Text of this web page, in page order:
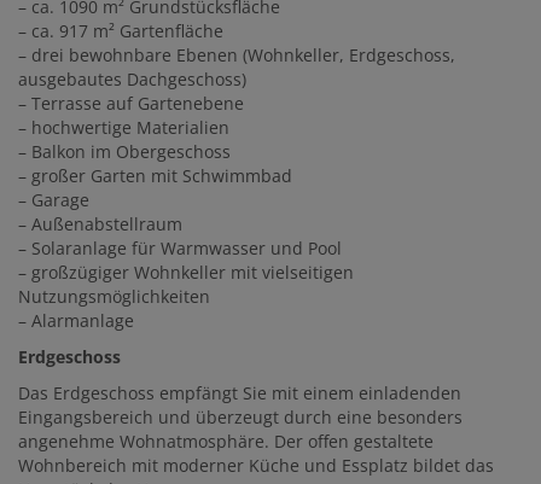
– ca. 1090 m² Grundstücksfläche
– ca. 917 m² Gartenfläche
– drei bewohnbare Ebenen (Wohnkeller, Erdgeschoss,
ausgebautes Dachgeschoss)
– Terrasse auf Gartenebene
– hochwertige Materialien
– Balkon im Obergeschoss
– großer Garten mit Schwimmbad
– Garage
– Außenabstellraum
– Solaranlage für Warmwasser und Pool
– großzügiger Wohnkeller mit vielseitigen
Nutzungsmöglichkeiten
– Alarmanlage
Erdgeschoss
Das Erdgeschoss empfängt Sie mit einem einladenden
Eingangsbereich und überzeugt durch eine besonders
angenehme Wohnatmosphäre. Der offen gestaltete
Wohnbereich mit moderner Küche und Essplatz bildet das